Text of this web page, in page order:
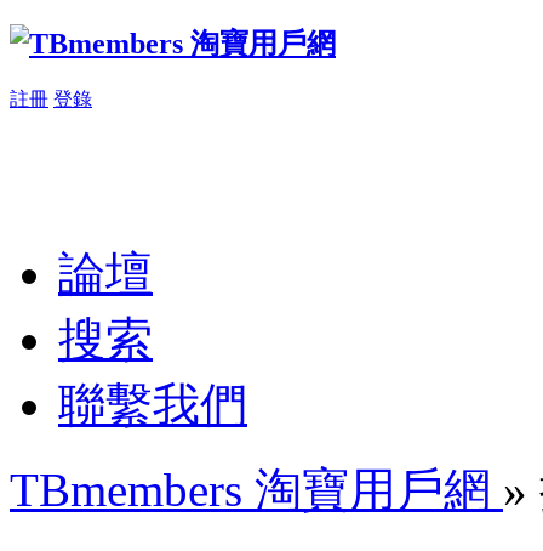
註冊 登錄
論壇
搜索
聯繫我們
TBmembers 淘寶用戶網 »